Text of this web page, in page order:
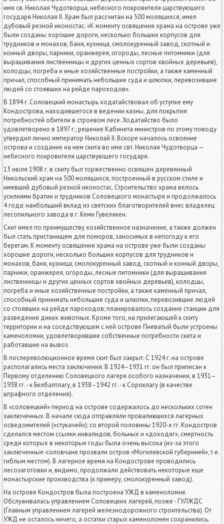
имя св. Николая Чудотворца, небесного покровителя царствующего
государя Николая II. Храм был рассчитан на 500 молящихся, имел
дубовый резной иконостас. «К моменту освящения храма на острове уже
были созданы хорошие дороги, несколько больших корпусов для
трудников и монахов, баня, кузница, смолокуренный завод, скотный и
конный дворы, парники, оранжерея, огороды, лесные питомники (для
выращивания лиственницы и других ценных сортов хвойных деревьев),
колодцы, погреба и иные хозяйственные постройки, а также каменный
причал, способный принимать небольшие суда и шлюпки, перевозившие
людей со стоявших на рейде пароходов».
В 1894 г. Соловецкий монастырь ходатайствовал об уступке ему
Кондострова, находившегося в ведении казны, для покрытия
потребностей обители в строевом лесе. Ходатайство было
удовлетворено в 1897 г.; решение Кабинета министров по этому поводу
утвердил лично император Николай II. Вскоре началось освоение
острова и создание на нем скита во имя свт. Николая Чудотворца —
небесного покровителя царствующего государя.
13 июля 1908 г. в скиту был торжественно освящен деревянный
Никольский храм на 500 молящихся, построенный в русском стиле и
имевший дубовый резной иконостас. Строительство храма велось
усилиями братии и трудников Соловецкого монастыря и продолжалось
4 года; наибольший вклад из светских благотворителей внес владелец
лесопильного завода в г. Кеми Гувелякен.
Скит имел по преимуществу хозяйственное назначение, а также должен
был стать пристанищем для поморов, заносимых в непогоду к его
берегам. К моменту освящения храма на острове уже были созданы
хорошие дороги, несколько больших корпусов для трудников и
монахов, баня, кузница, смолокуренный завод, скотный и конный дворы,
парники, оранжерея, огороды, лесные питомники (для выращивания
лиственницы и других ценных сортов хвойных деревьев), колодцы,
погреба и иные хозяйственные постройки, а также каменный причал,
способный принимать небольшие суда и шлюпки, перевозившие людей
со стоявших на рейде пароходов; планировалось создание станции для
разведения диких животных. Кроме того, на прилегающей к скиту
территории и на соседствующем с ней острове Пневатый были устроены
каменоломни, удовлетворявшие собственные потребности скита и
работавшие на вывоз.
В послереволюционное время скит был закрыт. С 1924 г. на острове
располагались места заключения. В 1924–1931 гг. он был приписан к
Первому отделению Соловецкого лагеря особого назначения, в 1931–
1938 гг. - к Белбалтлагу, в 1938–1942 гг. - к Сороклагу (в качестве
штрафного отделения).
В «соловецкий» период на острове содержалось до нескольких сотен
заключенных. В начале сюда отправляли провалившихся лагерных
осведомителей («стукачей»); со второй половины 1920-х гг. Кондостров
сделался местом ссылки инвалидов, больных и «доходяг», смертность
среди которых в некоторые годы была очень высока (из-за этого
заключенные-соловчане прозвали остров «Могилевской губернией», т.е.
гиблым местом). В лагерное время на Кондострове проводились
лесозаготовки и, видимо, продолжали действовать некоторые еще
монастырские производства (к примеру, смолокуренный завод).
На острове Кондостров была построена УЖД в каменоломне.
Обслуживалась управлением Соловецких лагерей, позже - ГУЛЖДС
(Главным управлением лагерей железнодорожного строительства). От
УЖД не осталось ничего, а остатки старых каменоломен сохранились.